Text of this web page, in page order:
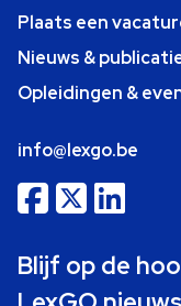
Plaats een
Nieuws &
Opleidingen &
info@lexgo.be
Blijf op de